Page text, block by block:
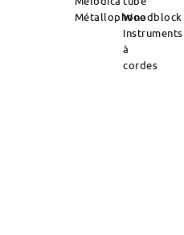
MétallophoneWoodblock
Instruments
à
cordes